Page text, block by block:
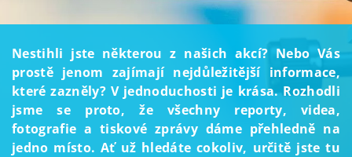
Nestihli jste některou z našich akcí? Nebo Vás
prostě jenom zajímají nejdůležitější informace,
které zazněly? V jednoduchosti je krása. Rozhodli
jsme se proto, že všechny reporty, videa,
fotografie a tiskové zprávy dáme přehledně na
jedno místo. Ať už hledáte cokoliv, určitě jste tu